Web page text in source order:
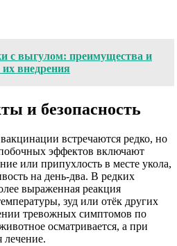
с выгулом: преимущества и
внедрения
и безопасность
встречаются редко, но
эффектов включают
или припухлость в месте укола,
на день-два. В редких
выраженная реакция
зуд или отёк других
тревожных симптомов по
осматривается, а при
лечение.